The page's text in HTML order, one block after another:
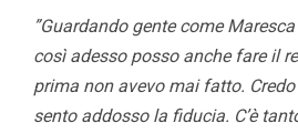
”Guardando gente come
così adesso posso anche fare il
prima non avevo mai fatto.
sento addosso la fiducia. C’è